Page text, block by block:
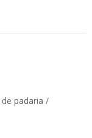
padaria /